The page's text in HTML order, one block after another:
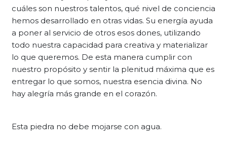
cuáles son nuestros talentos, qué nivel de conciencia
hemos desarrollado en otras vidas. Su energía ayuda
a poner al servicio de otros esos dones, utilizando
todo nuestra capacidad para creativa y materializar
lo que queremos. De esta manera cumplir con
nuestro propósito y sentir la plenitud máxima que es
entregar lo que somos, nuestra esencia divina. No
hay alegría más grande en el corazón.
Esta piedra no debe mojarse con agua.